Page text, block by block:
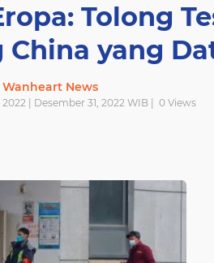
Tolong
China yang
Wanheart News
| Desember 31, 2022 WIB | 0 Views